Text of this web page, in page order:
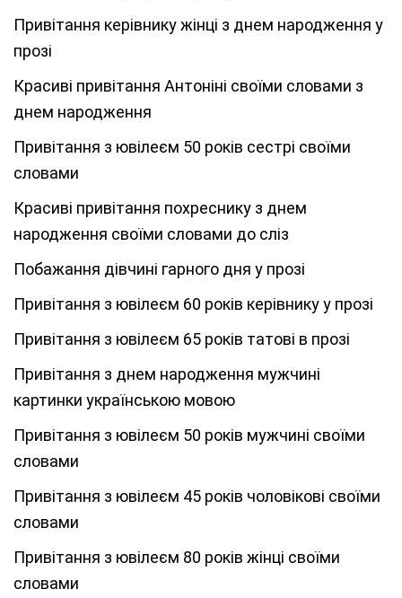
Привітання керівнику жінці з днем народження у
прозі
Красиві привітання Антоніні своїми словами з
днем народження
Привітання з ювілеєм 50 років сестрі своїми
словами
Красиві привітання похреснику з днем
народження своїми словами до сліз
Побажання дівчині гарного дня у прозі
Привітання з ювілеєм 60 років керівнику у прозі
Привітання з ювілеєм 65 років татові в прозі
Привітання з днем народження мужчині
картинки українською мовою
Привітання з ювілеєм 50 років мужчині своїми
словами
Привітання з ювілеєм 45 років чоловікові своїми
словами
Привітання з ювілеєм 80 років жінці своїми
словами